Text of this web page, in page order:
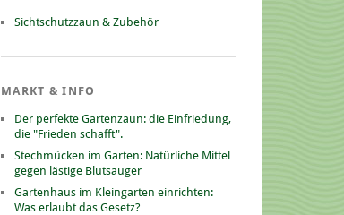
Sichtschutzzaun & Zubehör
MARKT & INFO
Der perfekte Gartenzaun: die Einfriedung,
die "Frieden schafft".
Stechmücken im Garten: Natürliche Mittel
gegen lästige Blutsauger
Gartenhaus im Kleingarten einrichten:
Was erlaubt das Gesetz?